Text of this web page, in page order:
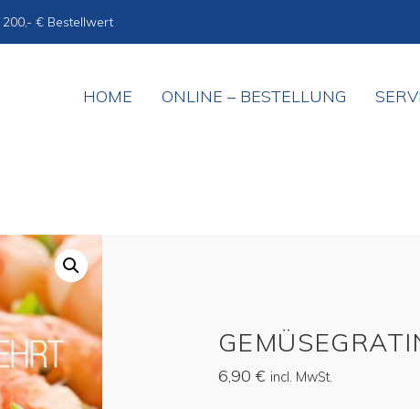
€ Bestellwert
HOME ONLINE – BESTELLUNG
6,90 € incl. MwSt.